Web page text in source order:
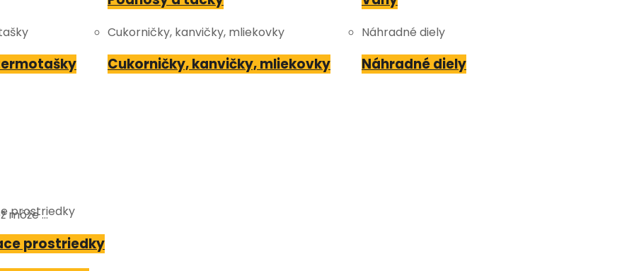
Cukorničky, kanvičky, mliekovky
Cukorničky, kanvičky, mliekovky
Náhradné diely
Náhradné diely
prostriedky
prostriedky
môže …